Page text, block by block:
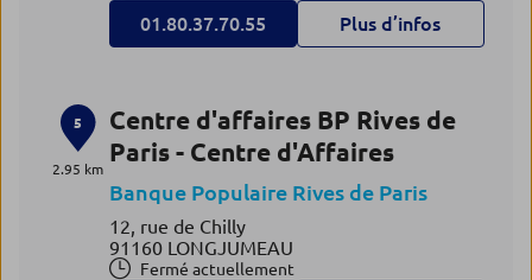
01.80.37.70.55 Plus d’infos
5
2.95 km
Centre d'affaires BP Rives de
Paris - Centre d'Affaires
Banque Populaire Rives de Paris
12, rue de Chilly
91160 LONGJUMEAU
Fermé actuellement